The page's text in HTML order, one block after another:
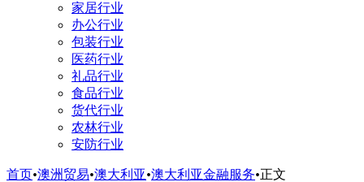
家居行业
办公行业
包装行业
医药行业
礼品行业
食品行业
货代行业
农林行业
安防行业
首页•澳洲贸易•澳大利亚•澳大利亚金融服务•正文